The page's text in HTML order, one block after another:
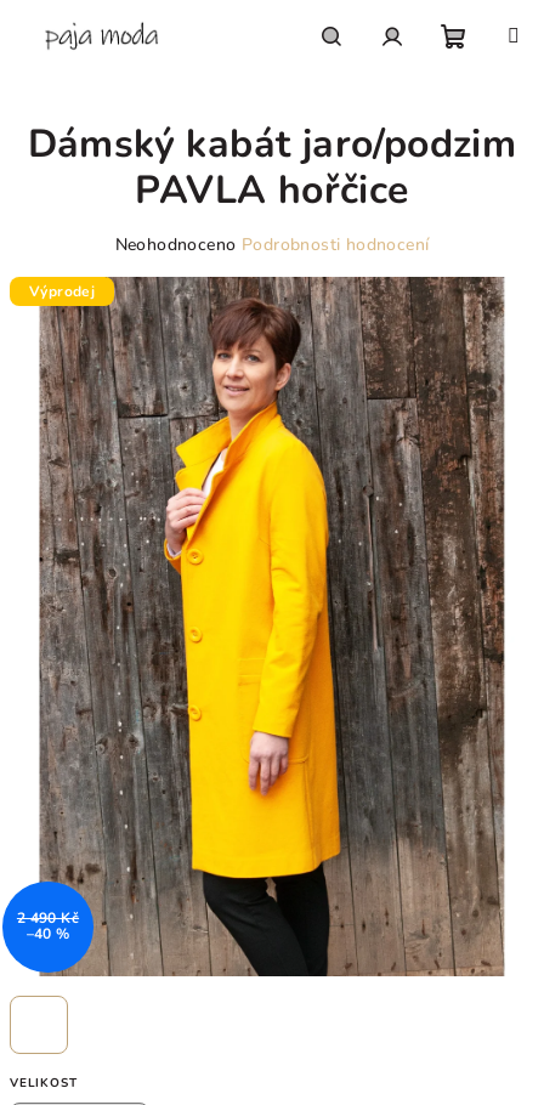
košík
VELIKOST
Dámský kabát jaro/podzim
PAVLA hořčice
Průměrné
produktu
je
0,0
z
5
hvězdiček.
Neohodnoceno Podrobnosti hodnocení
Výprodej
2 490 Kč
–40 %